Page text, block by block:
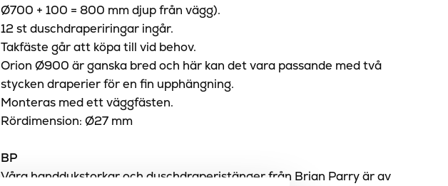
Ø700 + 100 = 800 mm djup från vägg).
12 st duschdraperiringar ingår.
Takfäste går att köpa till vid behov.
Orion Ø900 är ganska bred och här kan det vara passande med två
stycken draperier för en fin upphängning.
Monteras med ett väggfästen.
Rördimension: Ø27 mm
BP
Våra handdukstorkar och duschdraperistänger från Brian Parry är av